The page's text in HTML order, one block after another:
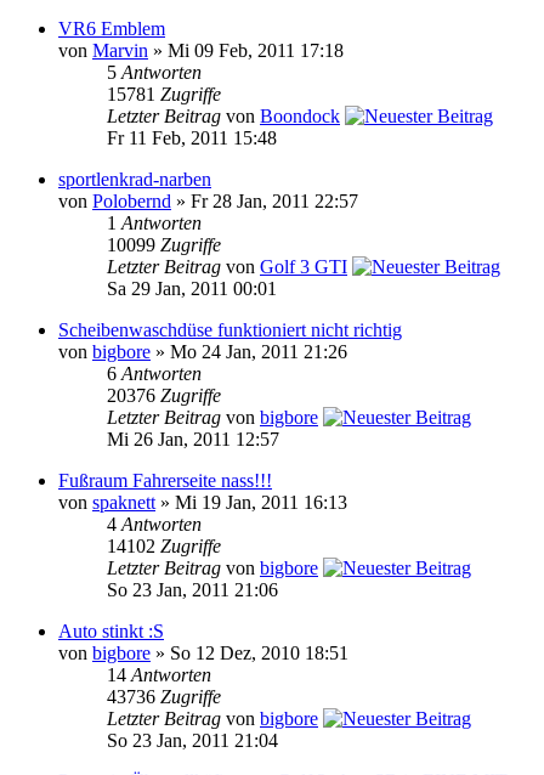
VR6 Emblem
von Marvin » Mi 09 Feb, 2011 17:18
5 Antworten
15781 Zugriffe
Letzter Beitrag von Boondock
Fr 11 Feb, 2011 15:48
sportlenkrad-narben
von Polobernd » Fr 28 Jan, 2011 22:57
1 Antworten
10099 Zugriffe
Letzter Beitrag von Golf 3 GTI
Sa 29 Jan, 2011 00:01
Scheibenwaschdüse funktioniert nicht richtig
von bigbore » Mo 24 Jan, 2011 21:26
6 Antworten
20376 Zugriffe
Letzter Beitrag von bigbore
Mi 26 Jan, 2011 12:57
Fußraum Fahrerseite nass!!!
von spaknett » Mi 19 Jan, 2011 16:13
4 Antworten
14102 Zugriffe
Letzter Beitrag von bigbore
So 23 Jan, 2011 21:06
Auto stinkt :S
von bigbore » So 12 Dez, 2010 18:51
14 Antworten
43736 Zugriffe
Letzter Beitrag von bigbore
So 23 Jan, 2011 21:04